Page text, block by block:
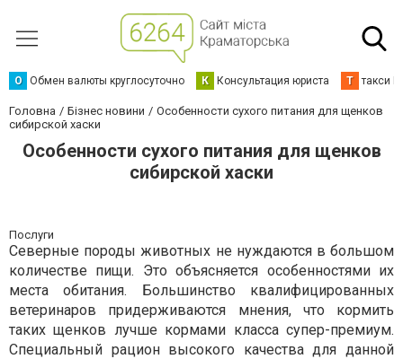
О Обмен валюты круглосуточно К Консультация юриста Т такси
Головна Бізнес новини
Особенности сухого питания для щенков
сибирской хаски
Особенности сухого питания для щенков
сибирской хаски
Послуги
Северные породы животных не нуждаются в большом
количестве пищи. Это объясняется особенностями их
места обитания. Большинство квалифицированных
ветеринаров придерживаются мнения, что кормить
таких щенков лучше кормами класса супер-премиум.
Специальный рацион высокого качества для данной